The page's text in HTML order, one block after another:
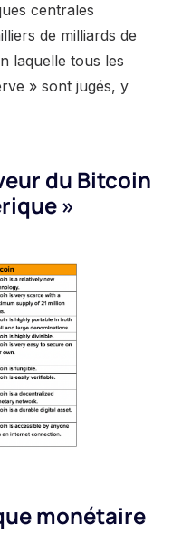
centrales
de milliards de
laquelle tous les
» sont jugés, y
du Bitcoin
»
monétaire